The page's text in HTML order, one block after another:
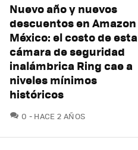
Nuevo año y nuevos
descuentos en Amazon
México: el costo de esta
cámara de seguridad
inalámbrica Ring cae a
niveles mínimos
históricos
0 COMENTARIOS
HACE 2 AÑOS